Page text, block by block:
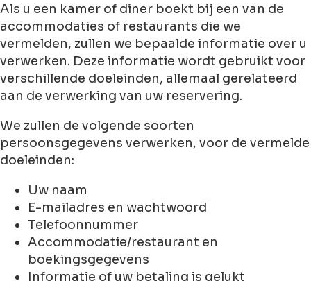
Als u een kamer of diner boekt bij een van de
accommodaties of restaurants die we
vermelden, zullen we bepaalde informatie over u
verwerken. Deze informatie wordt gebruikt voor
verschillende doeleinden, allemaal gerelateerd
aan de verwerking van uw reservering.
We zullen de volgende soorten
persoonsgegevens verwerken, voor de vermelde
doeleinden:
Uw naam
E-mailadres en wachtwoord
Telefoonnummer
Accommodatie/restaurant en
boekingsgegevens
Informatie of uw betaling is gelukt